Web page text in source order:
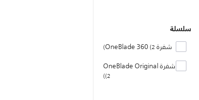
سلسلة
شفرة OneBlade 360 2
شفرة OneBlade Original
2